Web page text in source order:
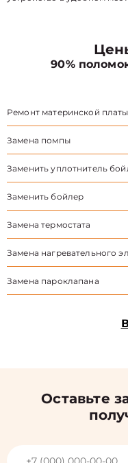
90%
Ремонт материнской платы
Замена помпы
Заменить уплотнитель
Заменить бойлер
Замена термостата
Замена нагревательного
Замена пароклапана
Оставьте